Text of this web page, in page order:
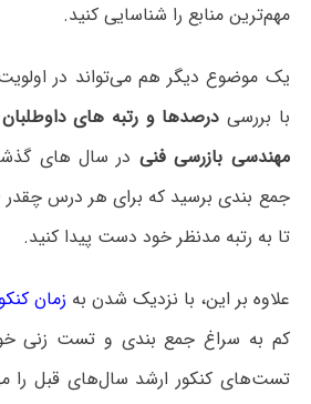
مهم‌ترین منابع را شناسایی کنید.
یک موضوع دیگر هم می‌تواند در
با بررسی درصدها و رتبه های
مهندسی بازرسی فنی در سال های
جمع بندی برسید که برای هر درس چقدر
تا به رتبه مدنظر خود دست پیدا کنید.
علاوه بر این، با نزدیک شدن به زمان کنکور
کم به سراغ جمع بندی و تست زنی
تست‌های کنکور ارشد سال‌های قبل را